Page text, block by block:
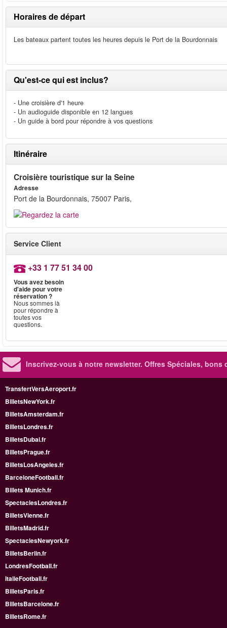
Horaires de départ
Les bateaux partent toutes les heures depuis le Port de la Bourdonnais
Qu'est-ce qui est inclus?
- Une croisière d'1 heure
- Un audioguide disponible en 12 langues
- Un guide à bord pour répondre à vos questions
Itinéraire
Croisière touristique sur la Seine
Adresse
Port de la Bourdonnais, 75007 Paris,
Service Client
+33 1 77 51 34 00
Vous avez besoin
d'aide pour votre
réservation ?
Nous sommes là
pour répondre à
toutes vos
questions.
Inscrivez-vous à notre newsletter. Offres Spéciales, bons
TransfertVersAeroport.fr
BilletsNewYork.fr
BilletsAmsterdam.fr
BilletsLondres.fr
BilletsDubai.fr
BilletsPrague.fr
BilletsLosAngeles.fr
BarceloneFootball.fr
Billets Munich.fr
SpectaclesLondres.fr
BilletsVienne.fr
BilletsMadrid.fr
SpectaclesNewyork.fr
BilletsBerlin.fr
LondresFootball.fr
ItalieFootball.fr
BilletsParis.fr
BilletsBarcelone.fr
BilletsRome.fr